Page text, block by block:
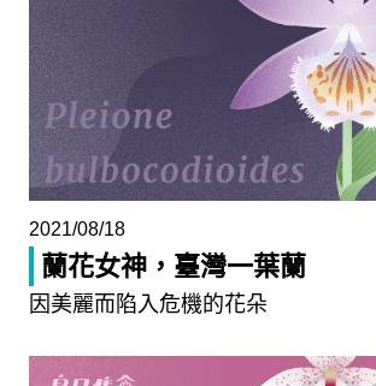
2021/08/18
蘭花女神，臺灣一葉蘭
因美麗而陷入危機的花朵